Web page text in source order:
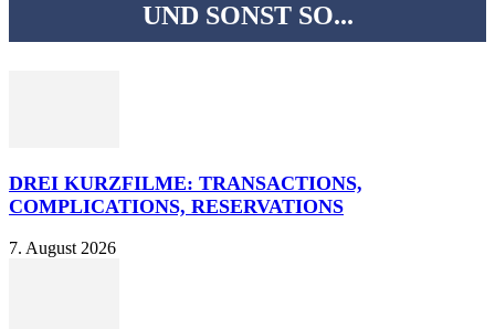
UND SONST SO...
DREI KURZFILME: TRANSACTIONS,
COMPLICATIONS, RESERVATIONS
7. August 2026